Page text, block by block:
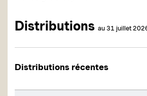
Distributions au 31 juillet
Distributions récentes